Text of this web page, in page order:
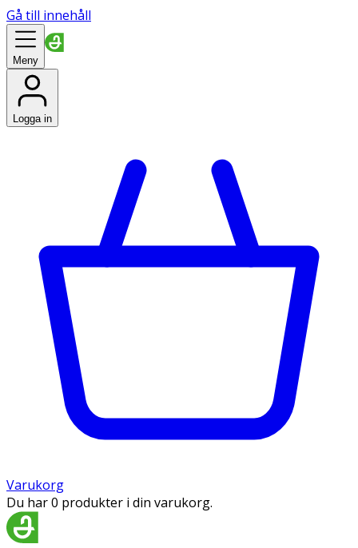
Gå till innehåll
Meny
Logga in
Varukorg
Du har 0 produkter i din varukorg.